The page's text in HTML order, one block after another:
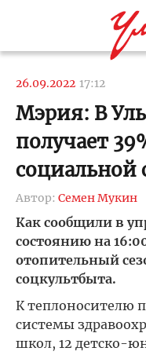
26.09.2022 17:12
Мэрия: В
получает
социальной
Автор: Семен Мукин
Как сообщили в
состоянию на
отопительный
соцкультбыта.
К теплоносителю
системы
школ, 12 детско-